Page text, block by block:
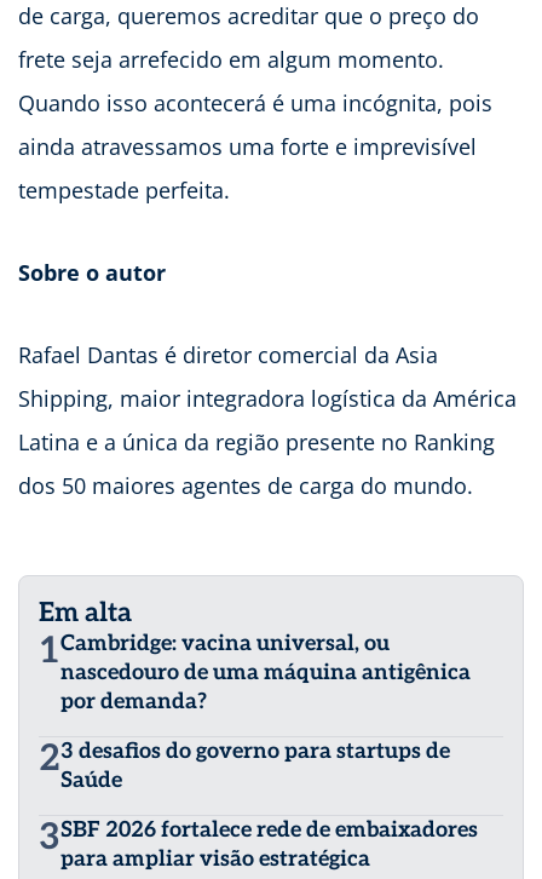
de carga, queremos acreditar que o preço do
frete seja arrefecido em algum momento.
Quando isso acontecerá é uma incógnita, pois
ainda atravessamos uma forte e imprevisível
tempestade perfeita.
Sobre o autor
Rafael Dantas é diretor comercial da Asia
Shipping, maior integradora logística da América
Latina e a única da região presente no Ranking
dos 50 maiores agentes de carga do mundo.
Em alta
1Cambridge: vacina universal, ou
nascedouro de uma máquina antigênica
por demanda?
23 desafios do governo para startups de
Saúde
3SBF 2026 fortalece rede de embaixadores
para ampliar visão estratégica